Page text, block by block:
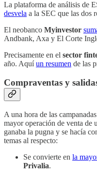
La plataforma de análisis de
desvela a la SEC que las dos
El neobanco Myinvestor
Andbank, Axa y El Corte
Precisamente en el sector
año. Aquí un resumen de las
Compraventas y
A una hora de las
mayor operación de venta de
ganaba la pugna y se hacía
temas al respecto:
Se convierte en la
Privalia.